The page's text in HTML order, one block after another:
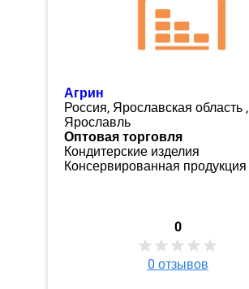
Агрин
Россия, Ярославская область ,
Ярославль
Оптовая торговля
Кондитерские изделия
Консервированная продукция
0
0 отзывов